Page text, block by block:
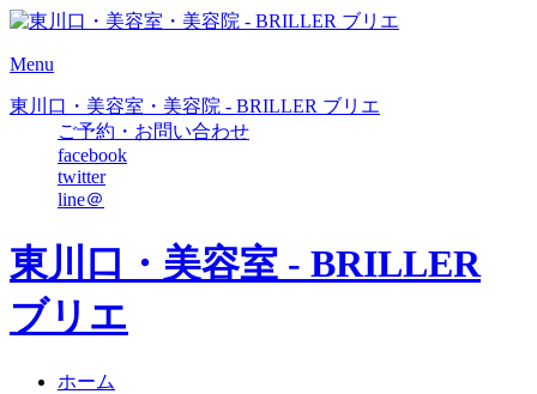
Menu
東川口・美容室・美容院 - BRILLER ブリエ
ご予約・お問い合わせ
facebook
twitter
line＠
東川口・美容室 - BRILLER
ブリエ
ホーム